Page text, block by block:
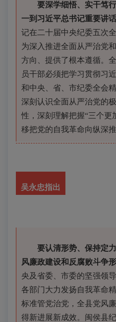
要深学细悟、实干笃行
一到习近平总书记重要讲话
记在二十届中央纪委五次
为深入推进全面从严治党
方向、提供了根本遵循。
员干部必须把学习贯彻习
和中央、省、市纪委全会
深刻认识全面从严治党的
性，深刻理解把握“三个更
移把党的自我革命向纵深推
吴永忠指出
要认清形势、保持定力
风廉政建设和反腐败斗争形
央及省委、市委的坚强领
各部门大力发扬自我革命
标准管党治党，全县党风
得新进展新成效。闽侯县